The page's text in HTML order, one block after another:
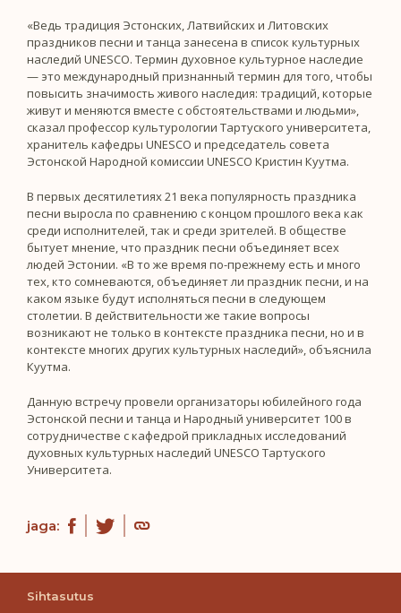
«Ведь традиция Эстонских, Латвийских и Литовских
праздников песни и танца занесена в список культурных
наследий UNESCO. Термин духовное культурное наследие
— это международный признанный термин для того, чтобы
повысить значимость живого наследия: традиций, которые
живут и меняются вместе с обстоятельствами и людьми»,
сказал профессор культурологии Тартуского университета,
хранитель кафедры UNESCO и председатель совета
Эстонской Народной комиссии UNESCO Кристин Куутма.
В первых десятилетиях 21 века популярность праздника
песни выросла по сравнению с концом прошлого века как
среди исполнителей, так и среди зрителей. В обществе
бытует мнение, что праздник песни объединяет всех
людей Эстонии. «В то же время по-прежнему есть и много
тех, кто сомневаются, объединяет ли праздник песни, и на
каком языке будут исполняться песни в следующем
столетии. В действительности же такие вопросы
возникают не только в контексте праздника песни, но и в
контексте многих других культурных наследий», объяснила
Куутма.
Данную встречу провели организаторы юбилейного года
Эстонской песни и танца и Народный университет 100 в
сотрудничестве с кафедрой прикладных исследований
духовных культурных наследий UNESCO Тартуского
Университета.
jaga:
Sihtasutus